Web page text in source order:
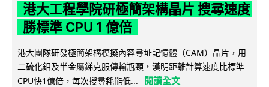
港大工程學院研極簡架構晶片 搜尋速度
勝標準 CPU 1 億倍
港大團隊研發極簡架構模擬內容尋址記憶體（CAM）晶片，用
二硫化鉬及半金屬銻克服傳輸瓶頸，漢明距離計算速度比標準
CPU快1億倍，每次搜尋耗能低...
閱讀全文